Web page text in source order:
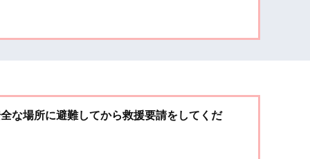
な場所に避難してから救援要請をしてくだ